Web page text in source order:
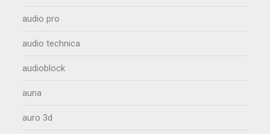
audio pro
audio technica
audioblock
auna
auro 3d